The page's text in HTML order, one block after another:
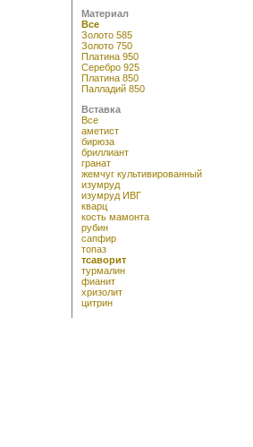
Материал
Все
Золото 585
Золото 750
Платина 950
Серебро 925
Платина 850
Палладий 850
Вставка
Все
аметист
бирюза
бриллиант
гранат
жемчуг культивированный
изумруд
изумруд ИВГ
кварц
кость мамонта
рубин
сапфир
топаз
тсаворит
турмалин
фианит
хризолит
цитрин